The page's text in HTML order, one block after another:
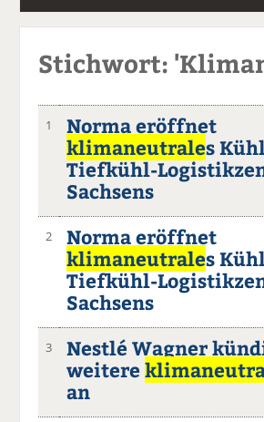
Stichwort:
1
Norma eröffnet
klimaneutrales
Tiefkühl-
Sachsens
2
Norma eröffnet
klimaneutrales
Tiefkühl-
Sachsens
3
Nestlé Wagner
weitere
an